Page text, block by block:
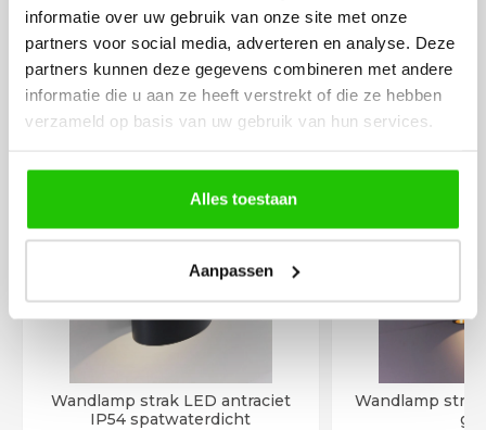
informatie over uw gebruik van onze site met onze
partners voor social media, adverteren en analyse. Deze
partners kunnen deze gegevens combineren met andere
informatie die u aan ze heeft verstrekt of die ze hebben
verzameld op basis van uw gebruik van hun services.
Alles toestaan
Aanpassen
MEER PRODUCTEN
UIT DE SERIE TONY
Alle producten uit deze serie
Wandlamp strak LED antraciet
IP54 spatwaterdicht
Wandlamp